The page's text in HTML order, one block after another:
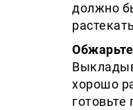
должно
хорошо